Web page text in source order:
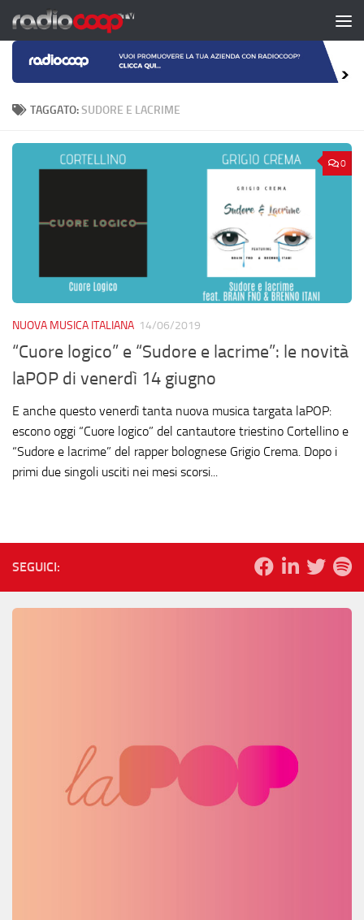
Salta al contenuto
TAGGATO:SUDORE E LACRIME
0
NUOVA MUSICA ITALIANA 14/06/2019
“Cuore logico” e “Sudore e lacrime”: le novità
laPOP di venerdì 14 giugno
E anche questo venerdì tanta nuova musica targata laPOP:
escono oggi “Cuore logico” del cantautore triestino Cortellino e
“Sudore e lacrime” del rapper bolognese Grigio Crema. Dopo i
primi due singoli usciti nei mesi scorsi...
SEGUICI: